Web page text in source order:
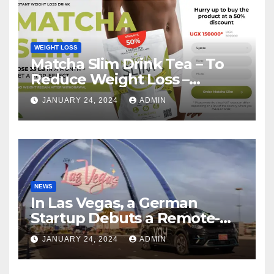
WEIGHT LOSS
Matcha Slim Drink Tea – To
Reduce Weight Loss –
Matcha Slim Price Update
2024
JANUARY 24, 2024 ADMIN
NEWS
In Las Vegas, a German
Startup Debuts a Remote-
Controlled Car Rental Service
JANUARY 24, 2024 ADMIN